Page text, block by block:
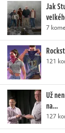
Jak
7
121
Už
na…
127